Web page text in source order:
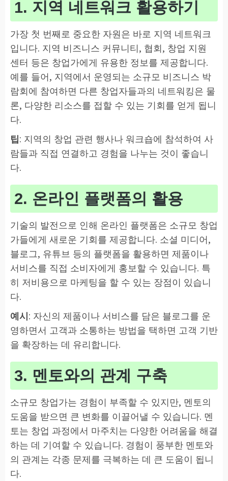
1. 지역 네트워크 활용하기
가장 첫 번째로 중요한 자원은 바로 지역 네트워크
입니다. 지역 비즈니스 커뮤니티, 협회, 창업 지원
센터 등은 창업가에게 유용한 정보를 제공합니다.
예를 들어, 지역에서 운영되는 소규모 비즈니스 박
람회에 참여하면 다른 창업자들과의 네트워킹은 물
론, 다양한 리소스를 접할 수 있는 기회를 얻게 됩니
다.
팁: 지역의 창업 관련 행사나 워크숍에 참석하여 사
람들과 직접 연결하고 경험을 나누는 것이 좋습니
다.
2. 온라인 플랫폼의 활용
기술의 발전으로 인해 온라인 플랫폼은 소규모 창업
가들에게 새로운 기회를 제공합니다. 소셜 미디어,
블로그, 유튜브 등의 플랫폼을 활용하면 제품이나
서비스를 직접 소비자에게 홍보할 수 있습니다. 특
히 저비용으로 마케팅을 할 수 있는 장점이 있습니
다.
예시: 자신의 제품이나 서비스를 담은 블로그를 운
영하면서 고객과 소통하는 방법을 택하면 고객 기반
을 확장하는 데 유리합니다.
3. 멘토와의 관계 구축
소규모 창업가는 경험이 부족할 수 있지만, 멘토의
도움을 받으면 큰 변화를 이끌어낼 수 있습니다. 멘
토는 창업 과정에서 마주치는 다양한 어려움을 해결
하는 데 기여할 수 있습니다. 경험이 풍부한 멘토와
의 관계는 각종 문제를 극복하는 데 큰 도움이 됩니
다.